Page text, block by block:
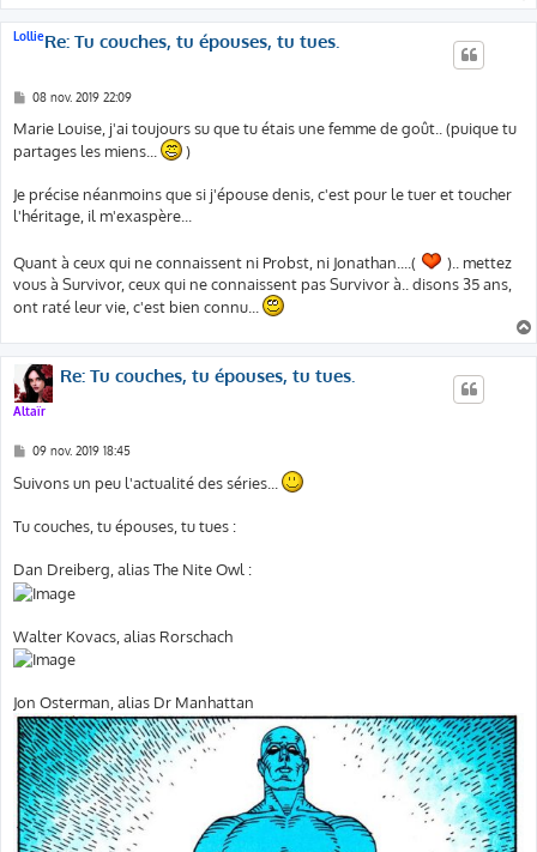
LollieRe: Tu couches, tu épouses, tu tues.
M
s
s
a
08 nov. 2019 22:09
Marie Louise, j'ai toujours su que tu étais une femme de goût.. (puique tu
partages les miens...
)
Je précise néanmoins que si j'épouse denis, c'est pour le tuer et toucher
l'héritage, il m'exaspère...
Quant à ceux qui ne connaissent ni Probst, ni Jonathan....(
).. mettez
vous à Survivor, ceux qui ne connaissent pas Survivor à.. disons 35 ans,
ont raté leur vie, c'est bien connu...
Altaïr
Re: Tu couches, tu épouses, tu tues.
M
s
s
g
e
09 nov. 2019 18:45
Suivons un peu l'actualité des séries...
Tu couches, tu épouses, tu tues :
Dan Dreiberg, alias The Nite Owl :
Walter Kovacs, alias Rorschach
Jon Osterman, alias Dr Manhattan